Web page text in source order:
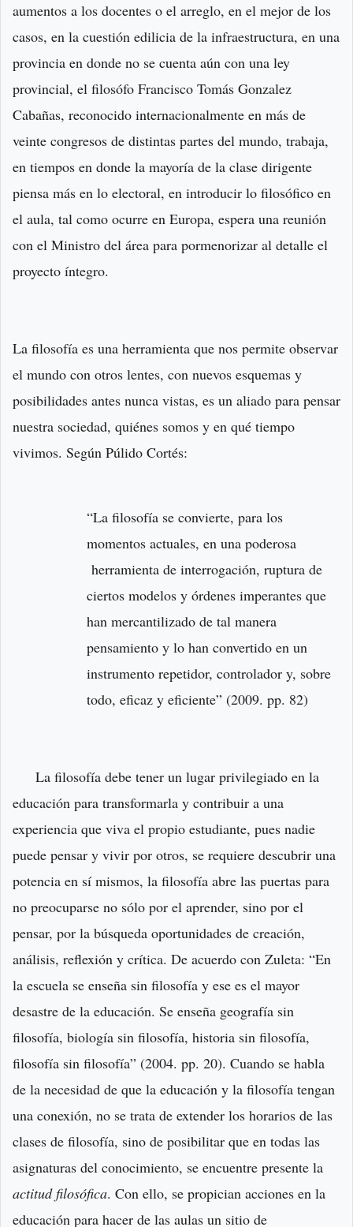
aumentos a los docentes o el arreglo, en el mejor de los
casos, en la cuestión edilicia de la infraestructura, en una
provincia en donde no se cuenta aún con una ley
provincial, el filosófo Francisco Tomás Gonzalez
Cabañas, reconocido internacionalmente en más de
veinte congresos de distintas partes del mundo, trabaja,
en tiempos en donde la mayoría de la clase dirigente
piensa más en lo electoral, en introducir lo filosófico en
el aula, tal como ocurre en Europa, espera una reunión
con el Ministro del área para pormenorizar al detalle el
proyecto íntegro.
La filosofía es una herramienta que nos permite observar
el mundo con otros lentes, con nuevos esquemas y
posibilidades antes nunca vistas, es un aliado para pensar
nuestra sociedad, quiénes somos y en qué tiempo
vivimos. Según Púlido Cortés:
“La filosofía se convierte, para los
momentos actuales, en una poderosa
herramienta de interrogación, ruptura de
ciertos modelos y órdenes imperantes que
han mercantilizado de tal manera
pensamiento y lo han convertido en un
instrumento repetidor, controlador y, sobre
todo, eficaz y eficiente” (2009. pp. 82)
La filosofía debe tener un lugar privilegiado en la
educación para transformarla y contribuir a una
experiencia que viva el propio estudiante, pues nadie
puede pensar y vivir por otros, se requiere descubrir una
potencia en sí mismos, la filosofía abre las puertas para
no preocuparse no sólo por el aprender, sino por el
pensar, por la búsqueda oportunidades de creación,
análisis, reflexión y crítica. De acuerdo con Zuleta: “En
la escuela se enseña sin filosofía y ese es el mayor
desastre de la educación. Se enseña geografía sin
filosofía, biología sin filosofía, historia sin filosofía,
filosofía sin filosofía” (2004. pp. 20). Cuando se habla
de la necesidad de que la educación y la filosofía tengan
una conexión, no se trata de extender los horarios de las
clases de filosofía, sino de posibilitar que en todas las
asignaturas del conocimiento, se encuentre presente la
actitud filosófica. Con ello, se propician acciones en la
educación para hacer de las aulas un sitio de